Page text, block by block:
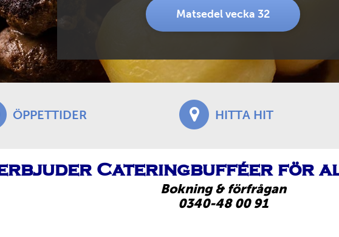
Matsedel vecka 32
ÖPPETTIDER HITTA HIT
Cateringbufféer för
Bokning & förfrågan
0340-48 00 91